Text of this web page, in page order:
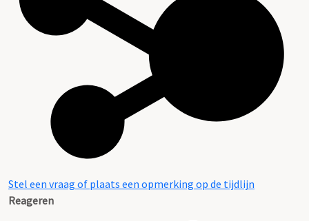
Stel een vraag of plaats een opmerking op de tijdlijn
Reageren